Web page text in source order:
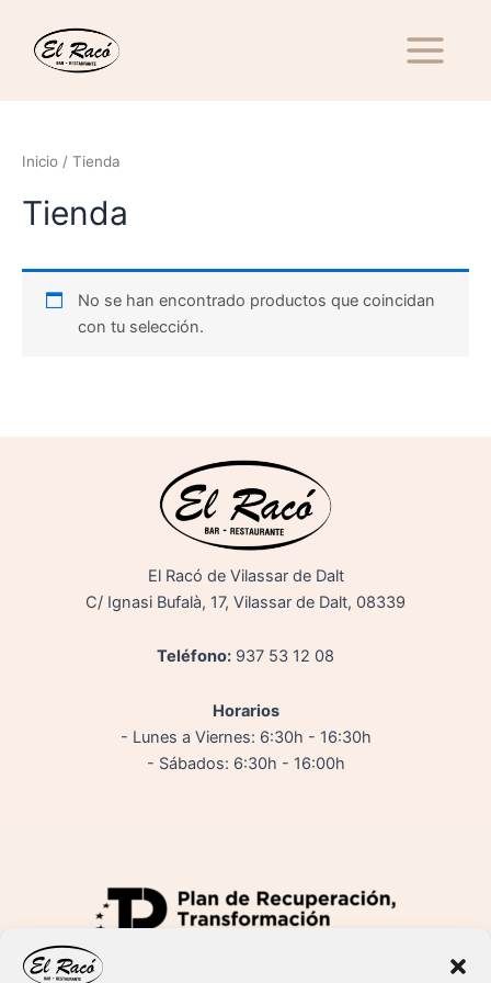
contenido
Menu
Inicio / Tienda
Tienda
No se han encontrado productos que coincidan
con tu selección.
El Racó de Vilassar de Dalt
C/ Ignasi Bufalà, 17, Vilassar de Dalt, 08339
Teléfono: 937 53 12 08
Horarios
- Lunes a Viernes: 6:30h - 16:30h
- Sábados: 6:30h - 16:00h